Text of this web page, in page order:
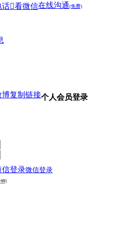
话看微信在线沟通(免费)
博复制链接个人会员登录
信登录微信登录
钟)